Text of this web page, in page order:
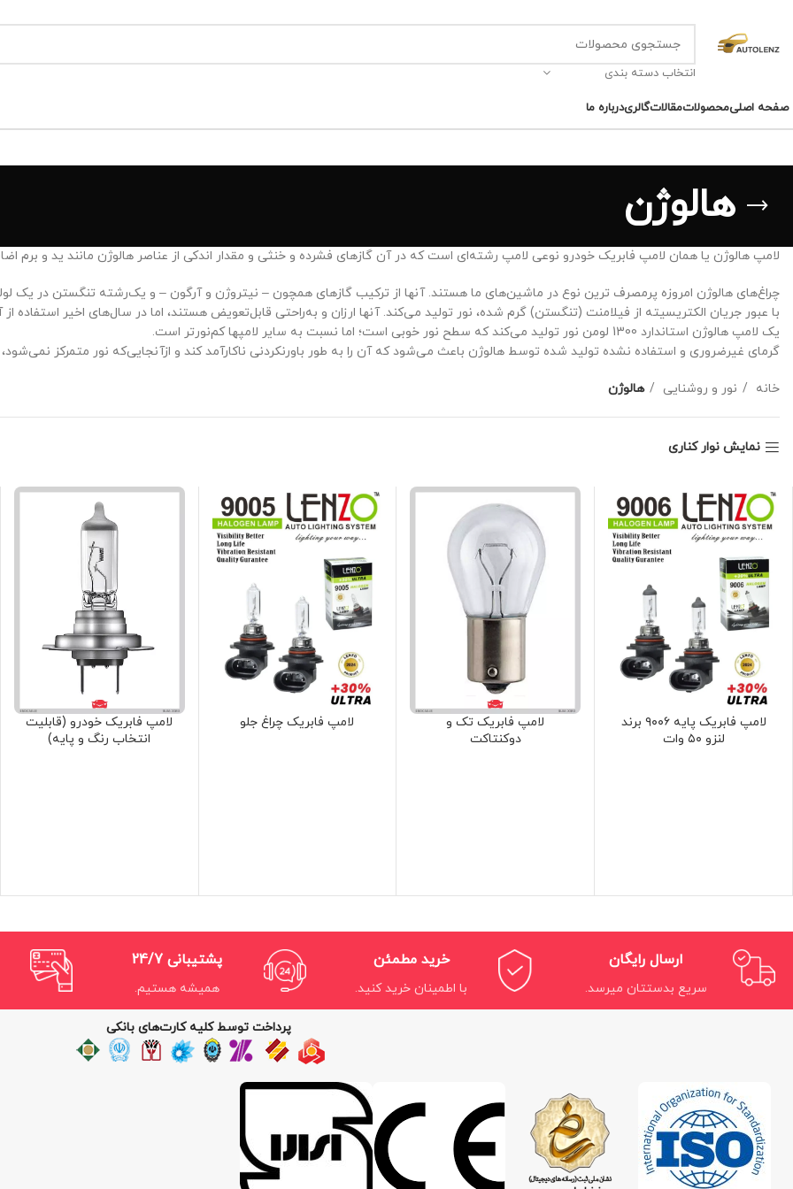
انتخاب دسته بندی
صفحه اصلیمحصولاتمقالاتگالریدرباره ما
هالوژن
لامپ هالوژن یا همان لامپ فابریک خودرو نوعی لامپ رشته‌ای است که در آن گازهای فشرده و خنثی و مقدار اندکی از عناصر هالوژن مانند ید و برم
چراغ‌های هالوژن امروزه پرمصرف ترین نوع در ماشین‌های ما هستند. آنها از ترکیب گازهای همچون – نیتروژن و آرگون – و یک‌رشته تنگستن در یک
با عبور جریان الکتریسیته از فیلامنت (تنگستن) گرم شده، نور تولید می‌کند. آنها ارزان و به‌راحتی قابل‌تعویض هستند، اما در سال‌های اخیر استفاده از
یک لامپ هالوژن استاندارد 1300 لومن نور تولید می‌کند که سطح نور خوبی است؛ اما نسبت به سایر لامپها کم‌نورتر است.
گرمای غیرضروری و استفاده نشده تولید شده توسط هالوژن باعث می‌شود که آن را به طور باورنکردنی ناکارآمد کند و ازآنجایی‌که نور متمرکز
خانه نور و روشنایی هالوژن
نمایش نوار کناری
لامپ فابریک پایه ۹۰۰۶ برند
لنزو ۵۰ وات
لامپ فابریک تک و
دوکنتاکت
لامپ فابریک چراغ جلو
لامپ فابریک خودرو (قابلیت
انتخاب رنگ و پایه)
ارسال رایگان
سریع بدستتان میرسد.
خرید مطمئن
با اطمینان خرید کنید.
پشتیبانی 24/7
همیشه هستیم.
پرداخت توسط کلیه کارت‌های بانکی